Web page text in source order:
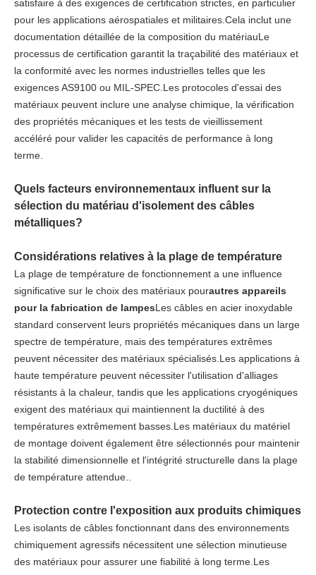
satisfaire à des exigences de certification strictes, en particulier
pour les applications aérospatiales et militaires.Cela inclut une
documentation détaillée de la composition du matériauLe
processus de certification garantit la traçabilité des matériaux et
la conformité avec les normes industrielles telles que les
exigences AS9100 ou MIL-SPEC.Les protocoles d'essai des
matériaux peuvent inclure une analyse chimique, la vérification
des propriétés mécaniques et les tests de vieillissement
accéléré pour valider les capacités de performance à long
terme.
Quels facteurs environnementaux influent sur la
sélection du matériau d'isolement des câbles
métalliques?
Considérations relatives à la plage de température
La plage de température de fonctionnement a une influence
significative sur le choix des matériaux pourautres appareils
pour la fabrication de lampesLes câbles en acier inoxydable
standard conservent leurs propriétés mécaniques dans un large
spectre de température, mais des températures extrêmes
peuvent nécessiter des matériaux spécialisés.Les applications à
haute température peuvent nécessiter l'utilisation d'alliages
résistants à la chaleur, tandis que les applications cryogéniques
exigent des matériaux qui maintiennent la ductilité à des
températures extrêmement basses.Les matériaux du matériel
de montage doivent également être sélectionnés pour maintenir
la stabilité dimensionnelle et l'intégrité structurelle dans la plage
de température attendue..
Protection contre l'exposition aux produits chimiques
Les isolants de câbles fonctionnant dans des environnements
chimiquement agressifs nécessitent une sélection minutieuse
des matériaux pour assurer une fiabilité à long terme.Les